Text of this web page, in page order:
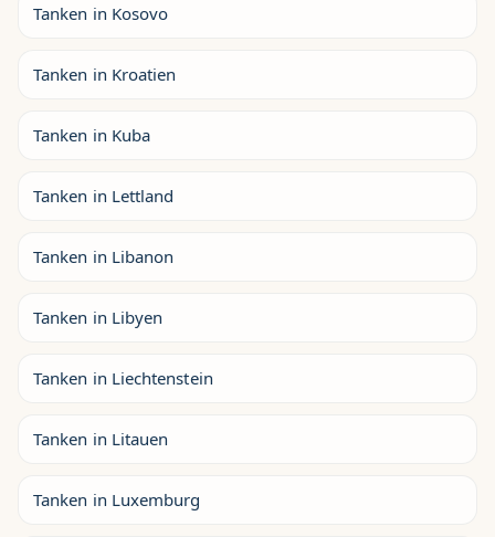
Tanken in Kosovo
Tanken in Kroatien
Tanken in Kuba
Tanken in Lettland
Tanken in Libanon
Tanken in Libyen
Tanken in Liechtenstein
Tanken in Litauen
Tanken in Luxemburg